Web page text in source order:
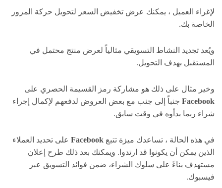
لإغراء العميل ، يمكنك عرض تخفيض السعر لتحويل حركة المرور
الخاصة بك.
ويُعد تجديد النشاط التسويقي مثالياً لعرض منتج محتمل في
المستقبل بهدف التحويل.
وخير مثال على ذلك هو مشاركة رمز القسيمة الحصري على
Facebook جنباً إلى جنب مع بعض العروض لدفعهم لإكمال إجراء
شراء ربما بدأوه في وقت سابق.
في هذه الحالة ، تساعدك ميزة تتبع Facebook على تحديد العملاء
الذين يمكن أن يكونوا قد ارتدوا. ويمكنك بعد ذلك طرح إعلان
مستهدف بناءً على سلوك الشراء، ضمن فوائد التسويق عبر
فيسبوك.